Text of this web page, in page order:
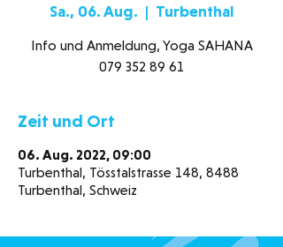
Sa., 06. Aug.
  |
Turbenthal
Info und Anmeldung, Yoga SAHANA
079 352 89 61
Zeit und Ort
06. Aug. 2022, 09:00
Turbenthal, Tösstalstrasse 148, 8488
Turbenthal, Schweiz